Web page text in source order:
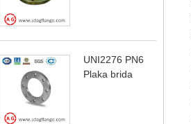
UNI2276 PN6
Plaka brida